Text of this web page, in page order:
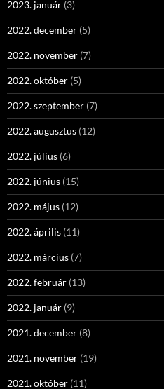
2023. január (3)
2022. december (5)
2022. november (7)
2022. október (5)
2022. szeptember (7)
2022. augusztus (12)
2022. július (6)
2022. június (15)
2022. május (12)
2022. április (11)
2022. március (7)
2022. február (13)
2022. január (9)
2021. december (8)
2021. november (19)
2021. október (11)